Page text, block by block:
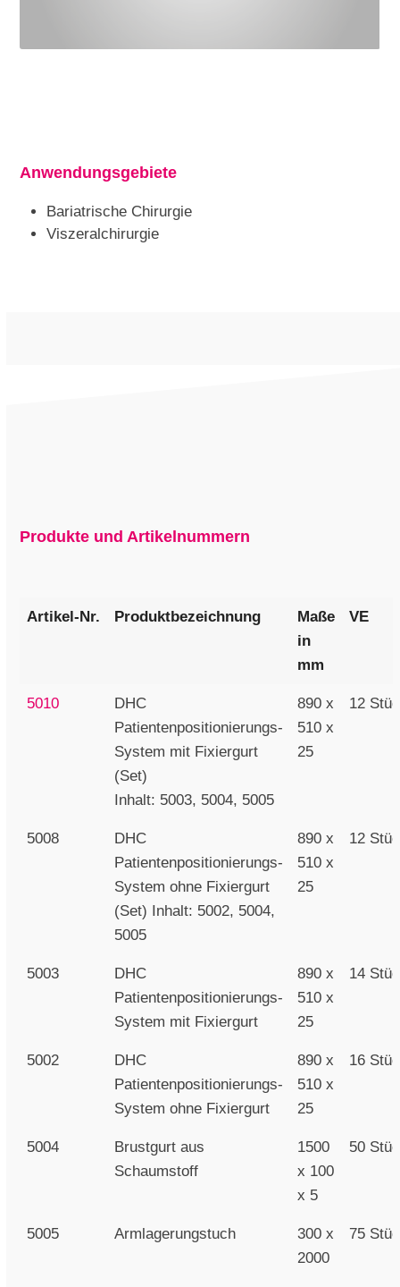
Anwendungsgebiete
Bariatrische Chirurgie
Viszeralchirurgie
Produkte und Artikelnummern
Artikel-Nr. Produktbezeichnung
Maße
in
mm
VE
5010
DHC
Patientenpositionierungs-
System mit Fixiergurt
(Set)
Inhalt: 5003, 5004, 5005
890 x
510 x
25
12
5008
DHC
Patientenpositionierungs-
System ohne Fixiergurt
(Set) Inhalt: 5002, 5004,
5005
890 x
510 x
25
12
5003
DHC
Patientenpositionierungs-
System mit Fixiergurt
890 x
510 x
25
14
5002
DHC
Patientenpositionierungs-
System ohne Fixiergurt
890 x
510 x
25
16
5004
Brustgurt aus
Schaumstoff
1500
x 100
x 5
50
5005 Armlagerungstuch
300 x
2000
75